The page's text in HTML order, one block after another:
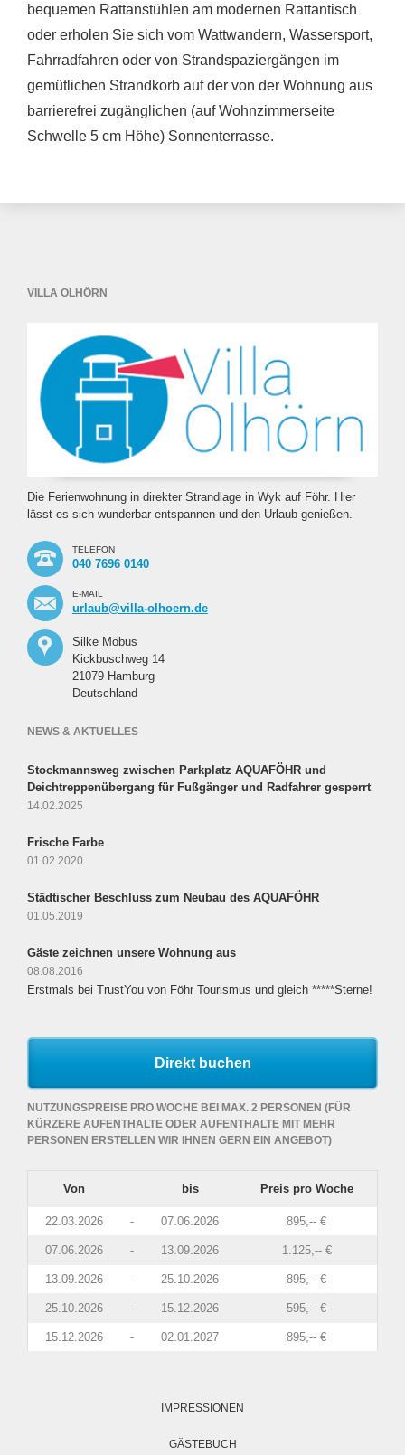
bequemen Rattanstühlen am modernen Rattantisch
oder erholen Sie sich vom Wattwandern, Wassersport,
Fahrradfahren oder von Strandspaziergängen im
gemütlichen Strandkorb auf der von der Wohnung aus
barrierefrei zugänglichen (auf Wohnzimmerseite
Schwelle 5 cm Höhe) Sonnenterrasse.
VILLA OLHÖRN
Die Ferienwohnung in direkter Strandlage in Wyk auf Föhr. Hier
lässt es sich wunderbar entspannen und den Urlaub genießen.
TELEFON
040 7696 0140
E-MAIL
urlaub@villa-olhoern.de
Silke Möbus
Kickbuschweg 14
21079 Hamburg
Deutschland
NEWS & AKTUELLES
Stockmannsweg zwischen Parkplatz AQUAFÖHR und
Deichtreppenübergang für Fußgänger und Radfahrer gesperrt
14.02.2025
Frische Farbe
01.02.2020
Städtischer Beschluss zum Neubau des AQUAFÖHR
01.05.2019
Gäste zeichnen unsere Wohnung aus
08.08.2016
Erstmals bei TrustYou von Föhr Tourismus und gleich *****Sterne!
Direkt buchen
NUTZUNGSPREISE PRO WOCHE BEI MAX. 2 PERSONEN (FÜR
KÜRZERE AUFENTHALTE ODER AUFENTHALTE MIT MEHR
PERSONEN ERSTELLEN WIR IHNEN GERN EIN ANGEBOT)
Von bis Preis pro Woche
22.03.2026 - 07.06.2026 895,-- €
07.06.2026 - 13.09.2026 1.125,-- €
13.09.2026 - 25.10.2026 895,-- €
25.10.2026 - 15.12.2026 595,-- €
15.12.2026 - 02.01.2027 895,-- €
IMPRESSIONEN
GÄSTEBUCH